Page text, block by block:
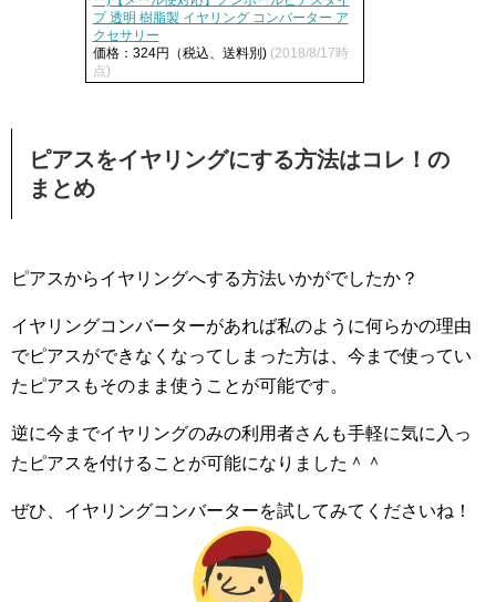
プ 透明 樹脂製 イヤリング コンバーター ア
クセサリー
価格：324円（税込、送料別) (2018/8/17時
点)
ピアスをイヤリングにする方法はコレ！の
まとめ
ピアスからイヤリングへする方法いかがでしたか？
イヤリングコンバーターがあれば私のように何らかの理由
でピアスができなくなってしまった方は、今まで使ってい
たピアスもそのまま使うことが可能です。
逆に今までイヤリングのみの利用者さんも手軽に気に入っ
たピアスを付けることが可能になりました＾＾
ぜひ、イヤリングコンバーターを試してみてくださいね！